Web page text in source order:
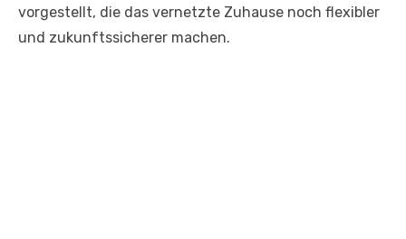
vorgestellt, die das vernetzte Zuhause noch flexibler
und zukunftssicherer machen.